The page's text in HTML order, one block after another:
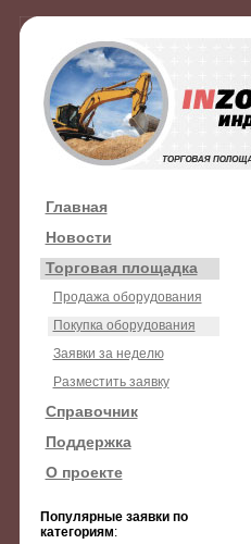
Главная
Новости
Торговая площадка
Продажа оборудования
Покупка оборудования
Заявки за неделю
Разместить заявку
Справочник
Поддержка
О проекте
Популярные заявки по
категориям: